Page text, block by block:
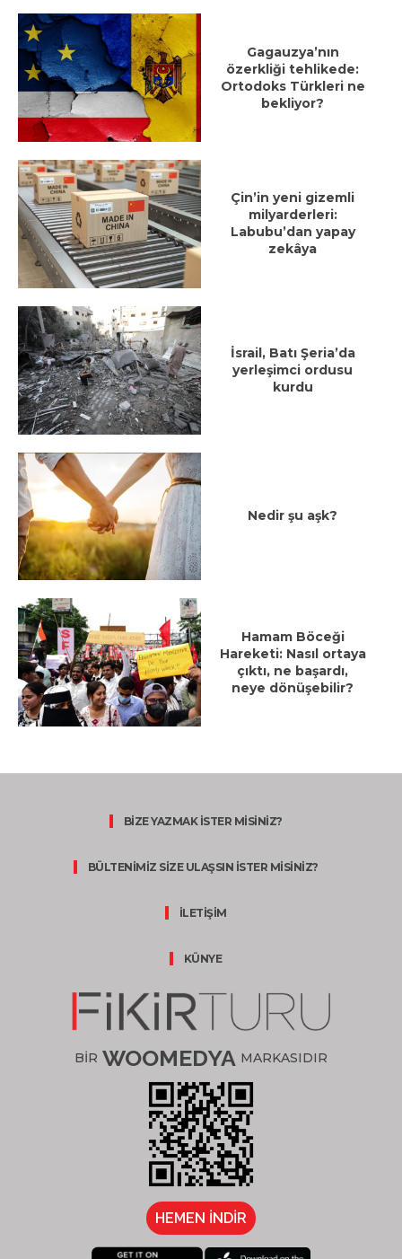
Gagauzya’nın
özerkliği tehlikede:
Ortodoks Türkleri ne
bekliyor?
Çin’in yeni gizemli
milyarderleri:
Labubu’dan yapay
zekâya
İsrail, Batı Şeria’da
yerleşimci ordusu
kurdu
Nedir şu aşk?
Hamam Böceği
Hareketi: Nasıl ortaya
çıktı, ne başardı,
neye dönüşebilir?
BİZE YAZMAK İSTER MİSİNİZ?
BÜLTENİMİZ SİZE ULAŞSIN İSTER MİSİNİZ?
İLETİŞİM
KÜNYE
BİR WOOMEDYA MARKASIDIR
HEMEN İNDİR